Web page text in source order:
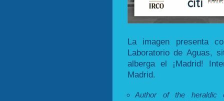
La imagen presenta
Laboratorio de Aguas,
alberga el ¡Madrid!
Madrid.
Author of the heraldic